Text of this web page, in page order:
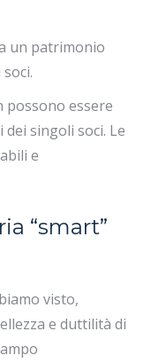
un patrimonio
possono essere
singoli soci. Le
e
“smart”
visto,
e duttilità di